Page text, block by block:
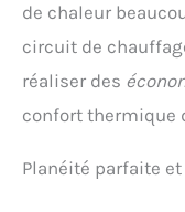
de chaleur
circuit de
réaliser des
confort thermique
Planéité parfaite